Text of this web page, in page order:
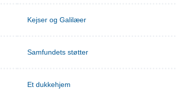
Kejser og Galilæer
Samfundets støtter
Et dukkehjem